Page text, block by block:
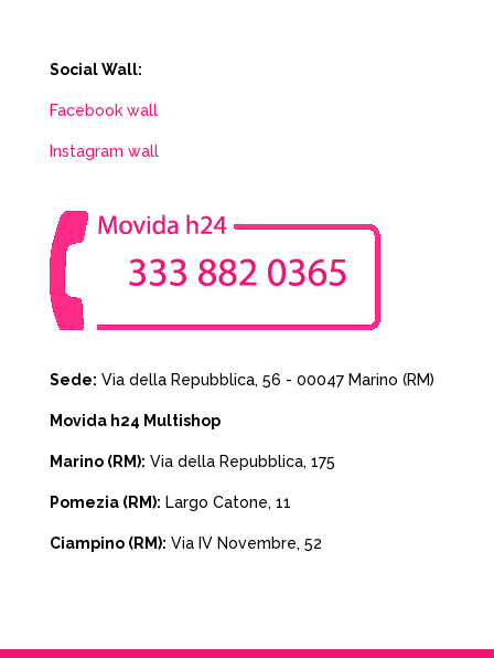
Social Wall:
Facebook wall
Instagram wall
Sede: Via della Repubblica, 56 - 00047 Marino (RM)
Movida h24 Multishop
Marino (RM): Via della Repubblica, 175
Pomezia (RM): Largo Catone, 11
Ciampino (RM): Via IV Novembre, 52